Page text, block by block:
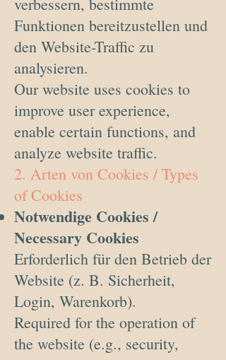
Funktionen bereitzustellen und
den Website-Traffic zu
analysieren.
Our website uses cookies to
improve user experience,
enable certain functions, and
analyze website traffic.
2. Arten von Cookies / Types
of Cookies
Notwendige Cookies /
Necessary Cookies
Erforderlich für den Betrieb der
Website (z. B. Sicherheit,
Login, Warenkorb).
Required for the operation of
the website (e.g., security,